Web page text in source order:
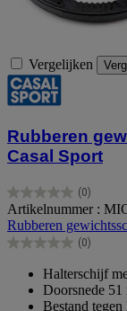
Vergelijken
Rubberen
Casal Sport
(0)
0.0
van
de
5
Artikelnummer :
Rubberen
(0)
0.0
Halterschijf
Doorsnede 51
Bestand tegen